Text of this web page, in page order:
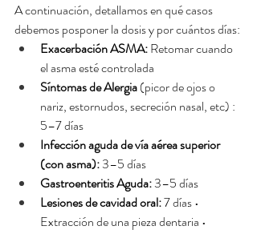
A continuación, detallamos en qué casos
debemos posponer la dosis y por cuántos días:
Exacerbación ASMA: Retomar cuando
el asma esté controlada
Síntomas de Alergia (picor de ojos o
nariz, estornudos, secreción nasal, etc) :
5–7 días
Infección aguda de vía aérea superior
(con asma): 3–5 días
Gastroenteritis Aguda: 3–5 días
Lesiones de cavidad oral: 7 días •
Extracción de una pieza dentaria •